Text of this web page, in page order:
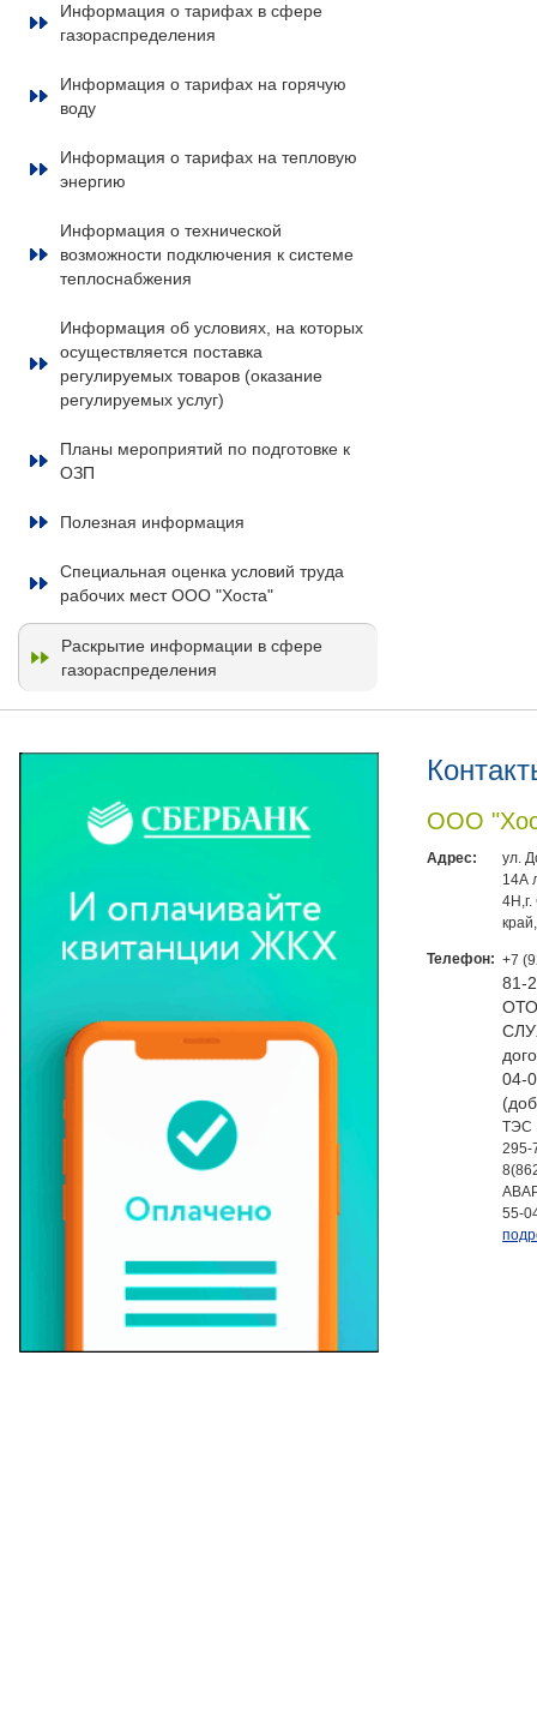
Информация о тарифах в сфере
газораспределения
Информация о тарифах на горячую
воду
Информация о тарифах на тепловую
энергию
Информация о технической
возможности подключения к системе
теплоснабжения
Информация об условиях, на которых
осуществляется поставка
регулируемых товаров (оказание
регулируемых услуг)
Планы мероприятий по подготовке к
ОЗП
Полезная информация
Специальная оценка условий труда
рабочих мест ООО "Хоста"
Раскрытие информации в сфере
газораспределения
ООО
Адрес:
ул.
14А
Телефон: +7
81-
04-
ТЭС
295-
55-